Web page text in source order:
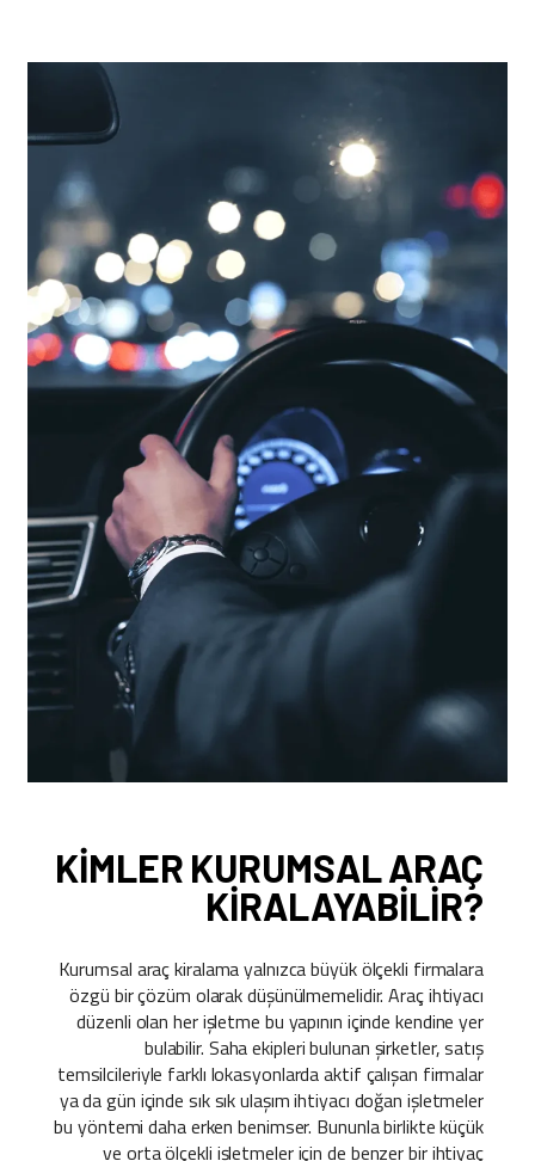
KIMLER KURUMSAL ARAÇ
KIRALAYABILIR?
Kurumsal araç kiralama yalnızca büyük ölçekli firmalara
özgü bir çözüm olarak düşünülmemelidir. Araç ihtiyacı
düzenli olan her işletme bu yapının içinde kendine yer
bulabilir. Saha ekipleri bulunan şirketler, satış
temsilcileriyle farklı lokasyonlarda aktif çalışan firmalar
ya da gün içinde sık sık ulaşım ihtiyacı doğan işletmeler
bu yöntemi daha erken benimser. Bununla birlikte küçük
ve orta ölçekli işletmeler için de benzer bir ihtiyaç